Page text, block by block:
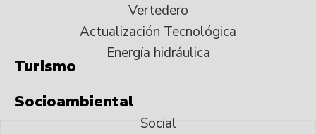
Vertedero
Actualización Tecnológica
Energía hidráulica
Turismo
Socioambiental
Social